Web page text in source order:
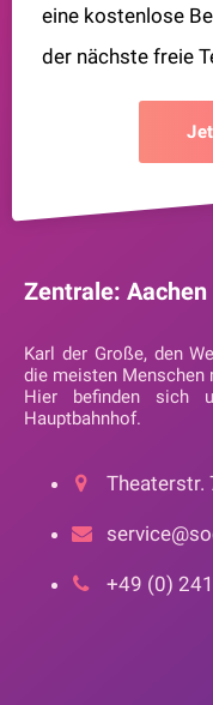
eine kostenlose
der nächste freie
Zentrale: Aachen
Karl der Große, den
die meisten Menschen
Hier befinden sich
Hauptbahnhof.
Theaterstr.
+49 (0)